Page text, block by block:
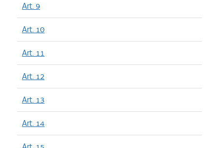
Art. 9
Art. 10
Art. 11
Art. 12
Art. 13
Art. 14